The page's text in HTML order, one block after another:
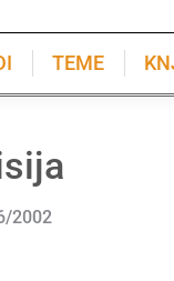
TEME
2002